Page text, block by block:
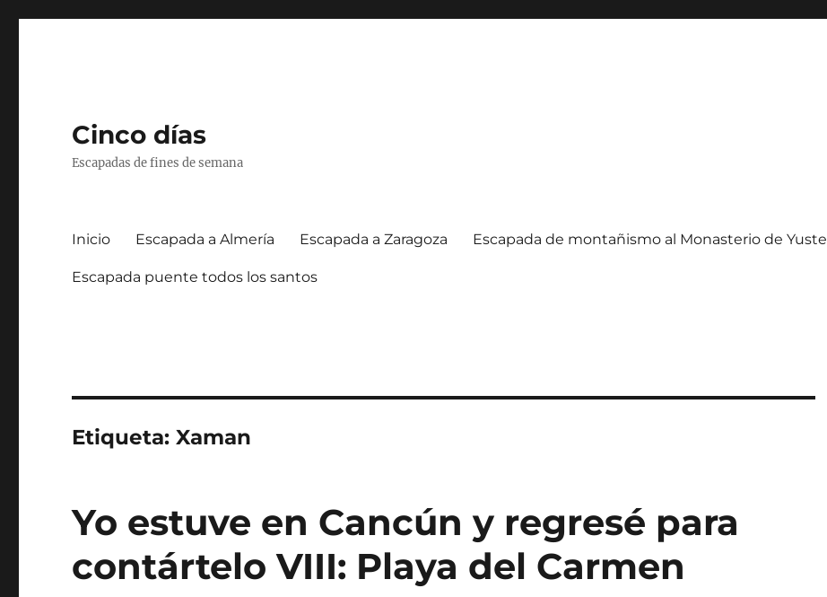
Cinco días
Escapadas de fines de semana
Inicio Escapada a Almería Escapada a Zaragoza Escapada de montañismo al Monasterio de Yuste
Escapada puente todos los santos
Etiqueta:Xaman
Yo estuve en Cancún y regresé para
contártelo VIII: Playa del Carmen